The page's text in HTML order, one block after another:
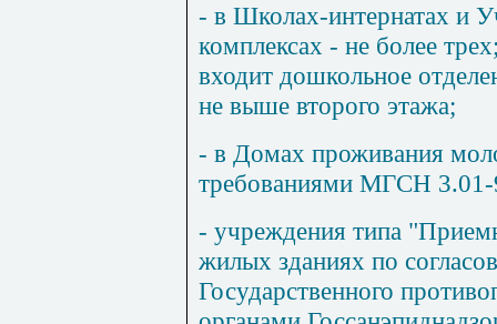
- в Школах-интернатах и
комплексах - не более
входит дошкольное
не выше второго этажа;
- в Домах проживания
требованиями МГСН
- учреждения типа
жилых зданиях по
Государственного